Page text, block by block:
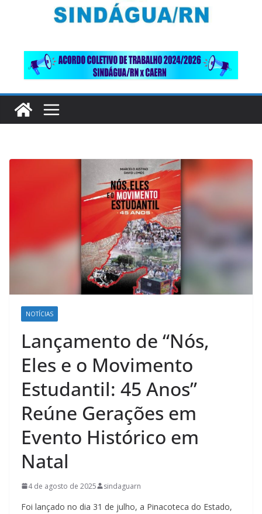
NOTÍCIAS
Lançamento de “Nós,
Eles e o Movimento
Estudantil: 45 Anos”
Reúne Gerações em
Evento Histórico em
Natal
4 de agosto de 2025 sindaguarn
Foi lançado no dia 31 de julho, a Pinacoteca do Estado,